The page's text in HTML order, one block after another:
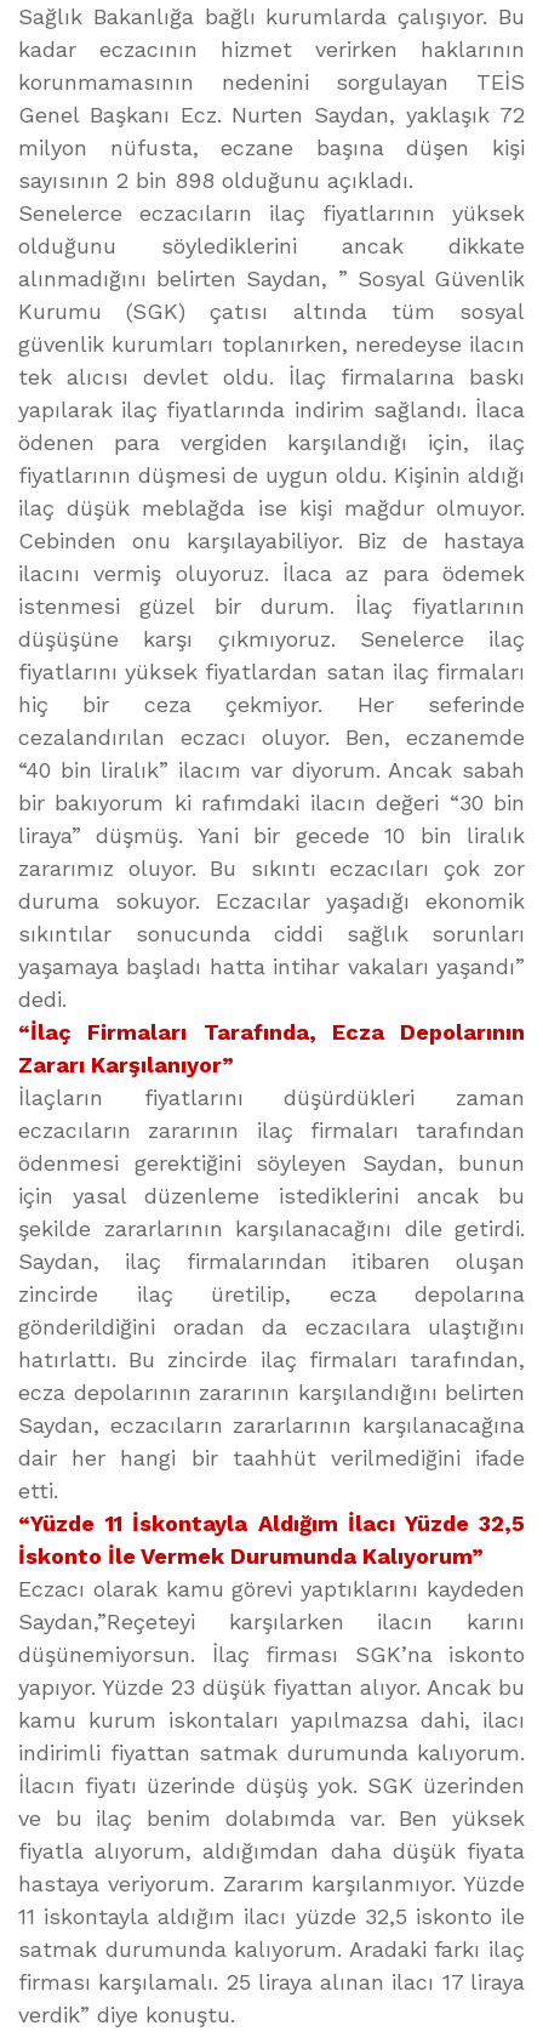
Sağlık Bakanlığa bağlı kurumlarda çalışıyor. Bu
kadar eczacının hizmet verirken haklarının
korunmamasının nedenini sorgulayan TEİS
Genel Başkanı Ecz. Nurten Saydan, yaklaşık 72
milyon nüfusta, eczane başına düşen kişi
sayısının 2 bin 898 olduğunu açıkladı.
Senelerce eczacıların ilaç fiyatlarının yüksek
olduğunu söylediklerini ancak dikkate
alınmadığını belirten Saydan, ” Sosyal Güvenlik
Kurumu (SGK) çatısı altında tüm sosyal
güvenlik kurumları toplanırken, neredeyse ilacın
tek alıcısı devlet oldu. İlaç firmalarına baskı
yapılarak ilaç fiyatlarında indirim sağlandı. İlaca
ödenen para vergiden karşılandığı için, ilaç
fiyatlarının düşmesi de uygun oldu. Kişinin aldığı
ilaç düşük meblağda ise kişi mağdur olmuyor.
Cebinden onu karşılayabiliyor. Biz de hastaya
ilacını vermiş oluyoruz. İlaca az para ödemek
istenmesi güzel bir durum. İlaç fiyatlarının
düşüşüne karşı çıkmıyoruz. Senelerce ilaç
fiyatlarını yüksek fiyatlardan satan ilaç firmaları
hiç bir ceza çekmiyor. Her seferinde
cezalandırılan eczacı oluyor. Ben, eczanemde
“40 bin liralık” ilacım var diyorum. Ancak sabah
bir bakıyorum ki rafımdaki ilacın değeri “30 bin
liraya” düşmüş. Yani bir gecede 10 bin liralık
zararımız oluyor. Bu sıkıntı eczacıları çok zor
duruma sokuyor. Eczacılar yaşadığı ekonomik
sıkıntılar sonucunda ciddi sağlık sorunları
yaşamaya başladı hatta intihar vakaları yaşandı”
dedi.
“İlaç Firmaları Tarafında, Ecza Depolarının
Zararı Karşılanıyor”
İlaçların fiyatlarını düşürdükleri zaman
eczacıların zararının ilaç firmaları tarafından
ödenmesi gerektiğini söyleyen Saydan, bunun
için yasal düzenleme istediklerini ancak bu
şekilde zararlarının karşılanacağını dile getirdi.
Saydan, ilaç firmalarından itibaren oluşan
zincirde ilaç üretilip, ecza depolarına
gönderildiğini oradan da eczacılara ulaştığını
hatırlattı. Bu zincirde ilaç firmaları tarafından,
ecza depolarının zararının karşılandığını belirten
Saydan, eczacıların zararlarının karşılanacağına
dair her hangi bir taahhüt verilmediğini ifade
etti.
“Yüzde 11 İskontayla Aldığım İlacı Yüzde 32,5
İskonto İle Vermek Durumunda Kalıyorum”
Eczacı olarak kamu görevi yaptıklarını kaydeden
Saydan,”Reçeteyi karşılarken ilacın karını
düşünemiyorsun. İlaç firması SGK’na iskonto
yapıyor. Yüzde 23 düşük fiyattan alıyor. Ancak bu
kamu kurum iskontaları yapılmazsa dahi, ilacı
indirimli fiyattan satmak durumunda kalıyorum.
İlacın fiyatı üzerinde düşüş yok. SGK üzerinden
ve bu ilaç benim dolabımda var. Ben yüksek
fiyatla alıyorum, aldığımdan daha düşük fiyata
hastaya veriyorum. Zararım karşılanmıyor. Yüzde
11 iskontayla aldığım ilacı yüzde 32,5 iskonto ile
satmak durumunda kalıyorum. Aradaki farkı ilaç
firması karşılamalı. 25 liraya alınan ilacı 17 liraya
verdik” diye konuştu.